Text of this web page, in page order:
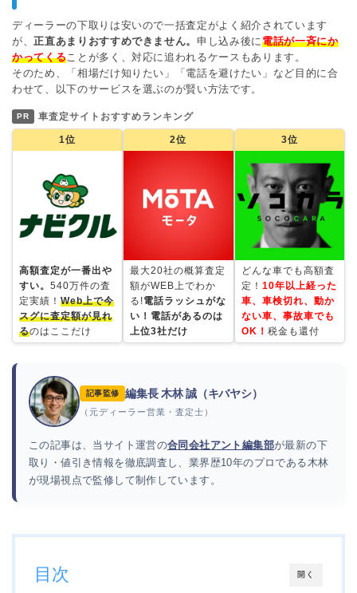
ディーラーの下取りは安いので一括査定がよく紹介されています
が、正直あまりおすすめできません。申し込み後に 電話が一斉にか
かってくる ことが多く、対応に追われるケースもあります。
そのため、「相場だけ知りたい」「電話を避けたい」など目的に合
わせて、以下のサービスを選ぶのが賢い方法です。
PR 車査定サイトおすすめランキング
1位
高額査定が一番出や
すい。 540万件の査
定実績！ Web上で今
スグに査定額が見れ
るのはここだけ
2位
最大20社の概算査定
額がWEB上でわか
る!電話ラッシュがな
い！電話があるのは
上位3社だけ
3位
どんな車でも高額査
定！ 10年以上経った
車、車検切れ、動か
ない車、事故車でも
OK！ 税金も還付
記事監修 編集長 木林 誠（キバヤシ）
（元ディーラー営業・査定士）
この記事は、当サイト運営の合同会社アント編集部が最新の下
取り・値引き情報を徹底調査し、業界歴10年のプロである木林
が現場視点で監修して制作しています。
開く
目次